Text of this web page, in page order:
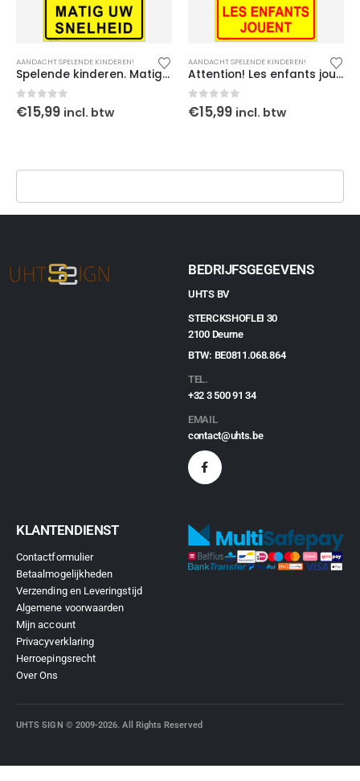
AANDACHT SPELENDE KINDEREN!
Spelende kinderen. Matig uw snelheid, gele-zwarte achtergrond
0out of 5
€15,99 incl. btw
AANDACHT SPELENDE KINDEREN!
Attention! Les enfants jouent v1
0out of 5
€15,99 incl. btw
BEDRIJFSGEGEVENS
UHTS BV
STERCKSHOFLEI 30
2100 Deurne
BTW: BE0811.068.864
TEL.
+32 3 500 91 34
EMAIL
contact@uhts.be
KLANTENDIENST
Contactformulier
Betaalmogelijkheden
Verzending en Leveringstijd
Algemene voorwaarden
Mijn account
Privacyverklaring
Herroepingsrecht
Over Ons
UHTS SIGN © 2009-2026. All Rights Reserved